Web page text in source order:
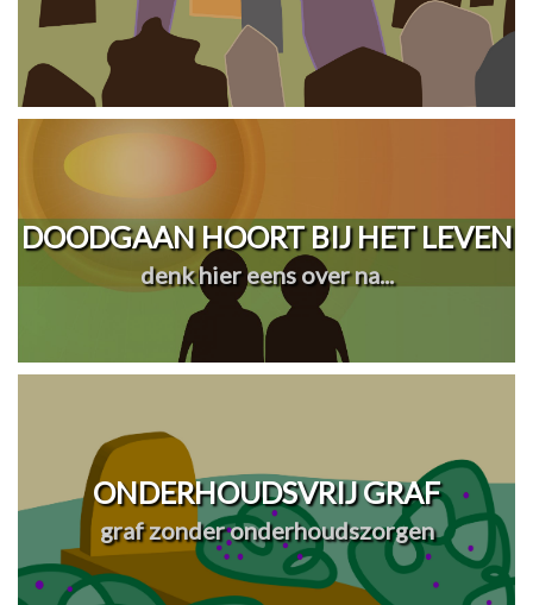
DOODGAAN HOORT BIJ HET LEVEN
denk hier eens over na...
ONDERHOUDSVRIJ GRAF
graf zonder onderhoudszorgen